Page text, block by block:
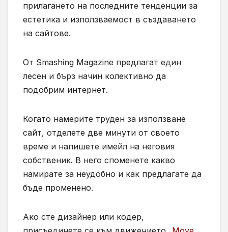
прилагането на последните тенденции за
естетика и използваемост в създаването
на сайтове.
От Smashing Magazine предлагат един
лесен и бърз начин колективно да
подобрим интернет.
Когато намерите труден за използване
сайт, отделете две минути от своето
време и напишете имейл на неговия
собственик. В него споменете какво
намирате за неудобно и как предлагате да
бъде променено.
Ако сте дизайнер или кодер,